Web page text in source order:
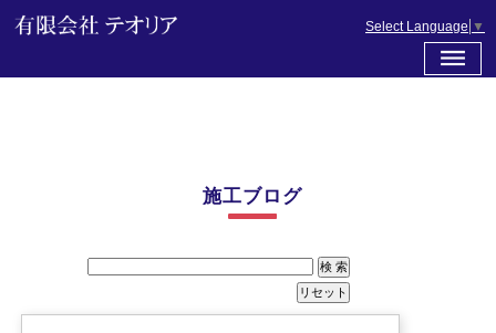
Select Language ▼
施工ブログ